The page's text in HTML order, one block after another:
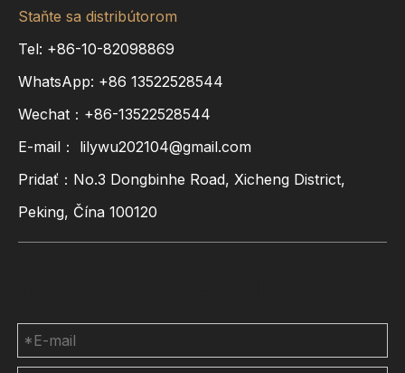
Staňte sa distribútorom
Tel: +86-10-82098869
WhatsApp: +86 13522528544
Wechat：+86-13522528544
E-mail： lilywu202104@gmail.com
Pridať：No.3 Dongbinhe Road, Xicheng District,
Peking, Čína 100120